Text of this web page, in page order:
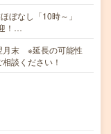
ぼなし「10時～」
！…
月末 ※延長の可能性
談ください！